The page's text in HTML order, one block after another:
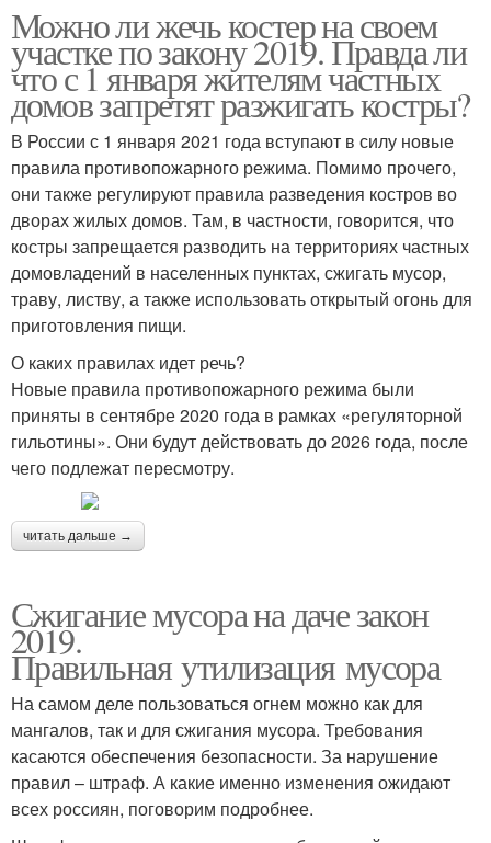
Можно ли жечь костер на своем
участке по закону 2019. Правда ли
что с 1 января жителям частных
домов запретят разжигать костры?
В России с 1 января 2021 года вступают в силу новые
правила противопожарного режима. Помимо прочего,
они также регулируют правила разведения костров во
дворах жилых домов. Там, в частности, говорится, что
костры запрещается разводить на территориях частных
домовладений в населенных пунктах, сжигать мусор,
траву, листву, а также использовать открытый огонь для
приготовления пищи.
О каких правилах идет речь?
Новые правила противопожарного режима были
приняты в сентябре 2020 года в рамках «регуляторной
гильотины». Они будут действовать до 2026 года, после
чего подлежат пересмотру.
читать дальше →
Сжигание мусора на даче закон
2019.
Правильная утилизация мусора
На самом деле пользоваться огнем можно как для
мангалов, так и для сжигания мусора. Требования
касаются обеспечения безопасности. За нарушение
правил – штраф. А какие именно изменения ожидают
всех россиян, поговорим подробнее.